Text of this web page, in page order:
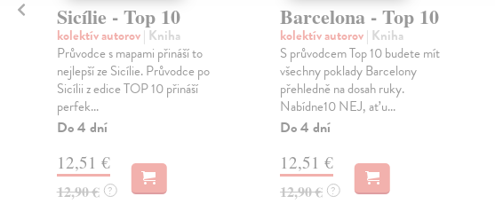
Sicílie - Top 10
kolektív autorov| Kniha
Průvodce s mapami přináší to
nejlepší ze Sicílie. Průvodce po
Sicílii z edice TOP 10 přináší
perfek...
Do 4 dní
12,51 €
12,90 € ?
Barcelona - Top 10
kolektív autorov| Kniha
S průvodcem Top 10 budete mít
všechny poklady Barcelony
přehledně na dosah ruky.
Nabídne10 NEJ, ať u...
Do 4 dní
12,51 €
12,90 € ?